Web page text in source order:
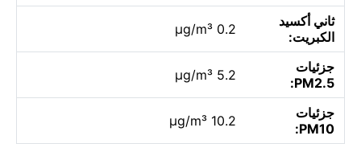
ثاني أكسيد
الكبريت:
0.2 µg/m³
جزئيات
PM2.5:
5.2 µg/m³
جزئيات
PM10:
10.2 µg/m³